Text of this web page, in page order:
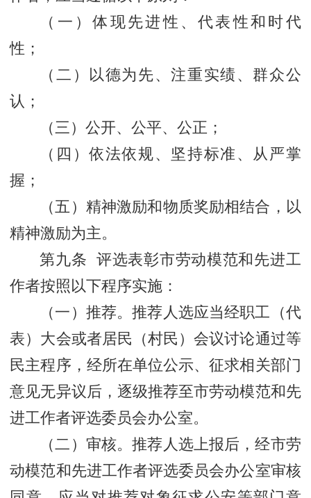
（一）体现先进性、代表性和时代
性；
（二）以德为先、注重实绩、群众公
认；
（三）公开、公平、公正；
（四）依法依规、坚持标准、从严掌
握；
（五）精神激励和物质奖励相结合，以
精神激励为主。
第九条 评选表彰市劳动模范和先进工
作者按照以下程序实施：
（一）推荐。推荐人选应当经职工（代
表）大会或者居民（村民）会议讨论通过等
民主程序，经所在单位公示、征求相关部门
意见无异议后，逐级推荐至市劳动模范和先
进工作者评选委员会办公室。
（二）审核。推荐人选上报后，经市劳
动模范和先进工作者评选委员会办公室审核